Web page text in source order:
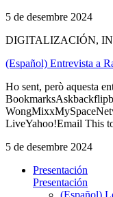
5 de desembre 2024
DIGITALIZACIÓN,
(Español) Entrevista a
Ho sent, però aquesta
LiveYahoo!Email This
5 de desembre 2024
Presentación
Presentación
(Español)